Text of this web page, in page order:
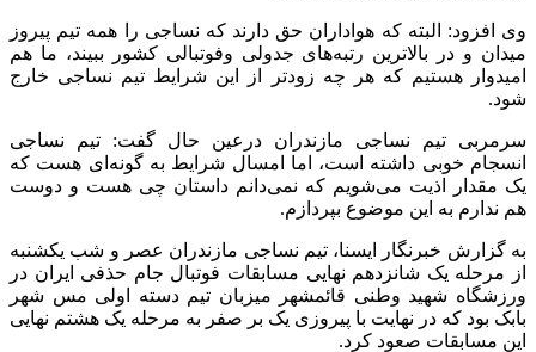
وی افزود: البته که هواداران حق دارند که نساجی را همه تیم پیروز
میدان و در بالاترین رتبه‌های جدولی وفوتبالی کشور ببیند، ما هم
امیدوار هستیم که هر چه زودتر از این شرایط تیم نساجی خارج
شود.
سرمربی تیم نساجی مازندران درعین حال گفت: تیم نساجی
انسجام خوبی داشته است، اما امسال شرایط به گونه‌ای هست که
یک مقدار اذیت‌ می‌شویم که نمی‌دانم داستان چی هست و دوست
هم ندارم به این موضوع بپردازم.
به گزارش خبرنگار ایسنا، تیم نساجی مازندران عصر و شب یکشنبه
از مرحله یک شانزدهم نهایی مسابقات فوتبال جام حذفی ایران در
ورزشگاه شهید وطنی قائمشهر میزبان تیم دسته اولی مس شهر
بابک بود که در نهایت با پیروزی یک بر صفر به مرحله یک هشتم نهایی
این مسابقات صعود کرد.